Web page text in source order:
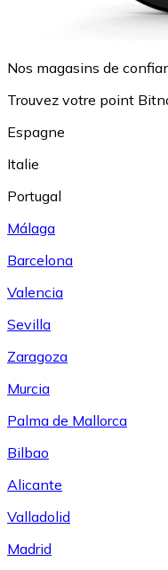
Nos magasins de
Trouvez votre point
Espagne
Italie
Portugal
Málaga
Barcelona
Valencia
Sevilla
Zaragoza
Murcia
Palma de Mallorca
Bilbao
Alicante
Valladolid
Madrid